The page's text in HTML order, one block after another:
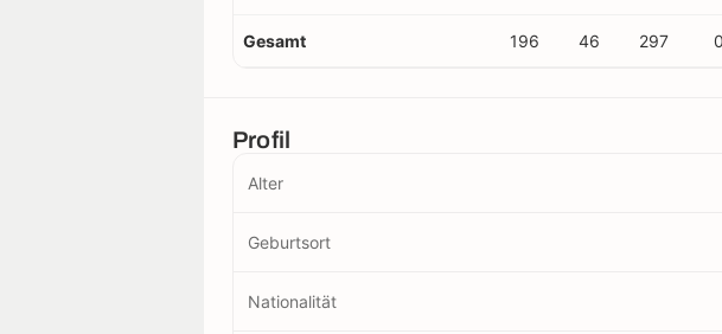
Gesamt 196 46 297 0
Profil
Alter
Geburtsort
Nationalität